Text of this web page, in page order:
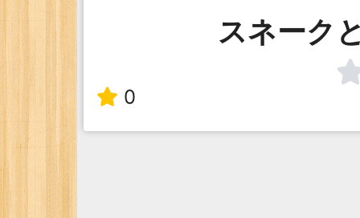
スネーク
0